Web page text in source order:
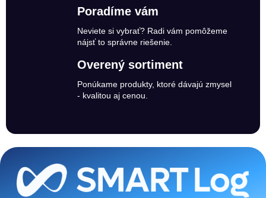
Poradíme vám
Neviete si vybrať? Radi vám pomôžeme
nájsť to správne riešenie.
Overený sortiment
Ponúkame produkty, ktoré dávajú zmysel
- kvalitou aj cenou.
Zápätie